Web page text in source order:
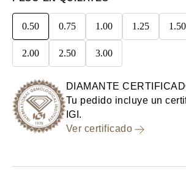
0.50 0.75 1.00 1.25 1.50
2.00 2.50 3.00
DIAMANTE
Tu pedido incluye un
IGI.
Ver certificado